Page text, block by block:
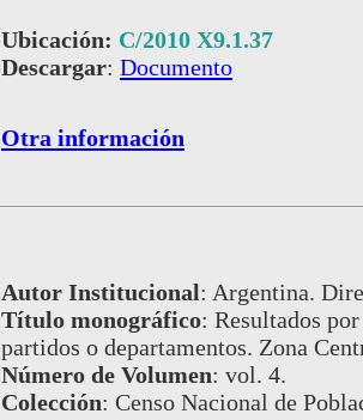
Ubicación: C/2010 X9.1.37
Descargar: Documento
Otra información
Autor Institucional: Argentina.
Título monográfico: Resultados
partidos o departamentos. Zona
Número de Volumen: vol. 4.
Colección: Censo Nacional de